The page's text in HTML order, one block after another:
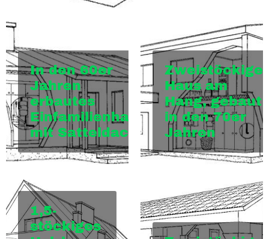
In den 60er
Jahren
erbautes
Einfamilienhaus
mit Satteldach
Haus am
Hang, gebaut
in den 70er
Jahren
1,5-
stöckiges